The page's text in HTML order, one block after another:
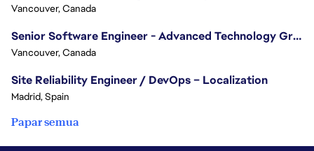
Vancouver, Canada
Senior Software Engineer - Advanced Technology Group
Vancouver, Canada
Site Reliability Engineer / DevOps – Localization
Madrid, Spain
Papar semua